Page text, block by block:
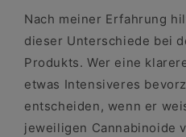
Nach meiner Erfahrung
dieser Unterschiede bei
Produkts. Wer eine
etwas Intensiveres
entscheiden, wenn er
jeweiligen Cannabinoide